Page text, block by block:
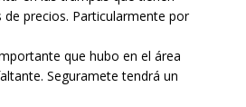
precios. Particularmente por
que hubo en el área
Seguramete tendrá un